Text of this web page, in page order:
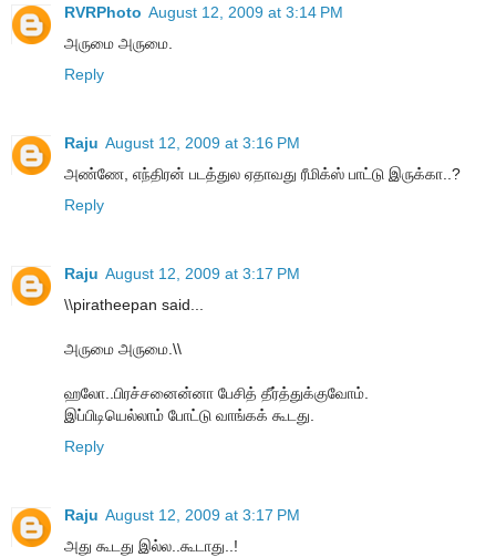
RVRPhoto August 12, 2009 at 3:14 PM
அருமை அருமை.
Reply
Raju August 12, 2009 at 3:16 PM
அண்ணே, எந்திரன் படத்துல ஏதாவது ரீமிக்ஸ் பாட்டு இருக்கா..?
Reply
Raju August 12, 2009 at 3:17 PM
\\piratheepan said...
அருமை அருமை.\\
ஹலோ..பிரச்சனைன்னா பேசித் தீர்த்துக்குவோம்.
இப்பிடியெல்லாம் போட்டு வாங்கக் கூடது.
Reply
Raju August 12, 2009 at 3:17 PM
அது கூடது இல்ல..கூடாது..!